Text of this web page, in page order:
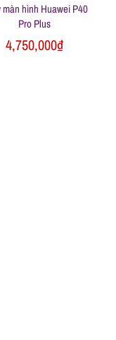
màn hình Huawei P40
Pro Plus
4,750,000₫